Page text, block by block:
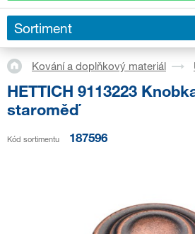
Sortiment
Kování a doplňkový materiál
HETTICH 9113223
staroměď
Kód sortimentu 187596